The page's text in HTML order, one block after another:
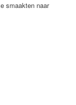
smaakten naar